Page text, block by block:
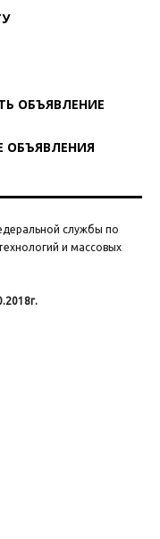
ОБЪЯВЛЕНИЕ
ОБЪЯВЛЕНИЯ
службы по
и массовых